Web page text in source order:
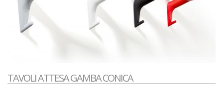
TAVOLI ATTESA GAMBA CONICA